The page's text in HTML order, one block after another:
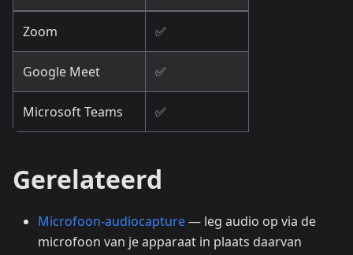
Zoom ✅
Google Meet ✅
Microsoft Teams ✅
Gerelateerd
Microfoon-audiocapture— leg audio op via de
microfoon van je apparaat in plaats daarvan